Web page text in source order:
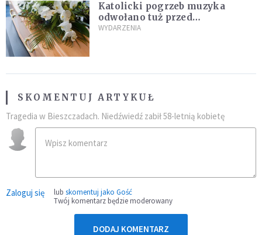
Katolicki pogrzeb muzyka
odwołano tuż przed
uroczystością. Powodem była
WYDARZENIA
SKOMENTUJ ARTYKUŁ
Tragedia w Bieszczadach. Niedźwiedź zabił 58-letnią kobietę
Zaloguj się lub skomentuj jako Gość
Twój komentarz będzie moderowany
DODAJ KOMENTARZ